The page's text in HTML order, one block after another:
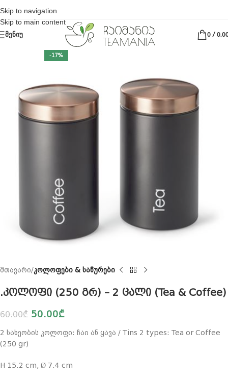
Skip to navigation
Skip to main content
ᲛᲔᲜᲘᲣ 0/
-17%
მთავარი კოლოფები & საწურები
.კოლოფი (250 გრ) – 2 ცალი (Tea & Coffee)
60.00₾ 50.00₾
2 სახეობის კოლოფი: ჩაი ან ყავა / Tins 2 types: Tea or Coffee
(250 gr)
H 15.2 cm, Ø 7.4 cm